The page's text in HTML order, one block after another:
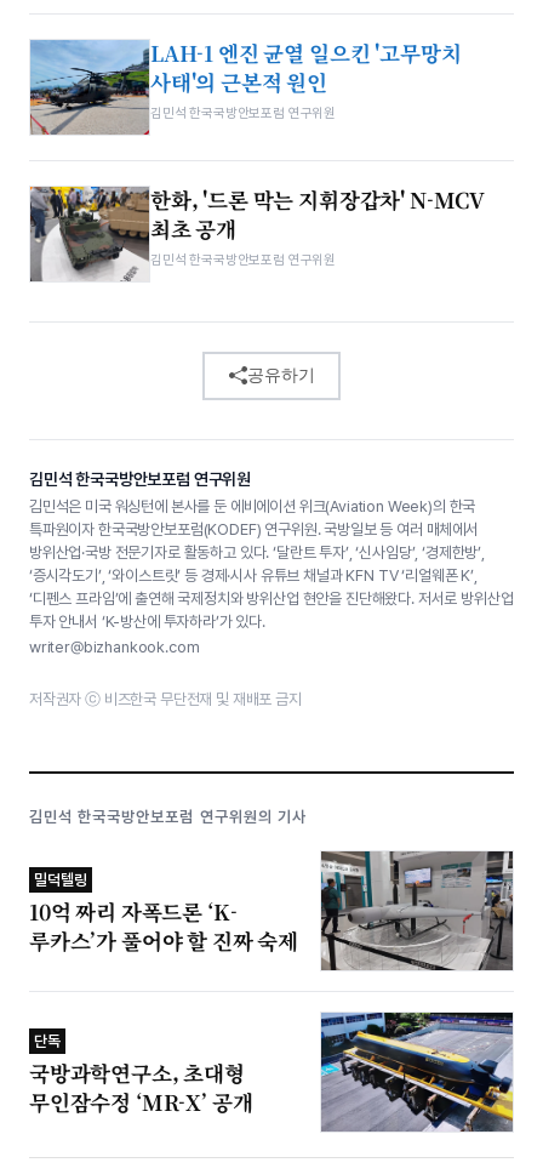
LAH-1 엔진 균열 일으킨 '고무망치
사태'의 근본적 원인
김민석 한국국방안보포럼 연구위원
한화, '드론 막는 지휘장갑차' N-MCV
최초 공개
김민석 한국국방안보포럼 연구위원
공유하기
김민석 한국국방안보포럼 연구위원
김민석은 미국 워싱턴에 본사를 둔 에비에이션 위크(Aviation Week)의 한국
특파원이자 한국국방안보포럼(KODEF) 연구위원. 국방일보 등 여러 매체에서
방위산업·국방 전문기자로 활동하고 있다. ‘달란트 투자’, ‘신사임당’, ‘경제한방’,
‘증시각도기’, ‘와이스트릿’ 등 경제·시사 유튜브 채널과 KFN TV ‘리얼웨폰 K’,
‘디펜스 프라임’에 출연해 국제정치와 방위산업 현안을 진단해왔다. 저서로 방위산업
투자 안내서 ‘K-방산에 투자하라’가 있다.
writer@bizhankook.com
저작권자 ⓒ 비즈한국 무단전재 및 재배포 금지
김민석 한국국방안보포럼 연구위원의 기사
밀덕텔링
10억 짜리 자폭드론 ‘K-
루카스’가 풀어야 할 진짜 숙제
단독
국방과학연구소, 초대형
무인잠수정 ‘MR-X’ 공개